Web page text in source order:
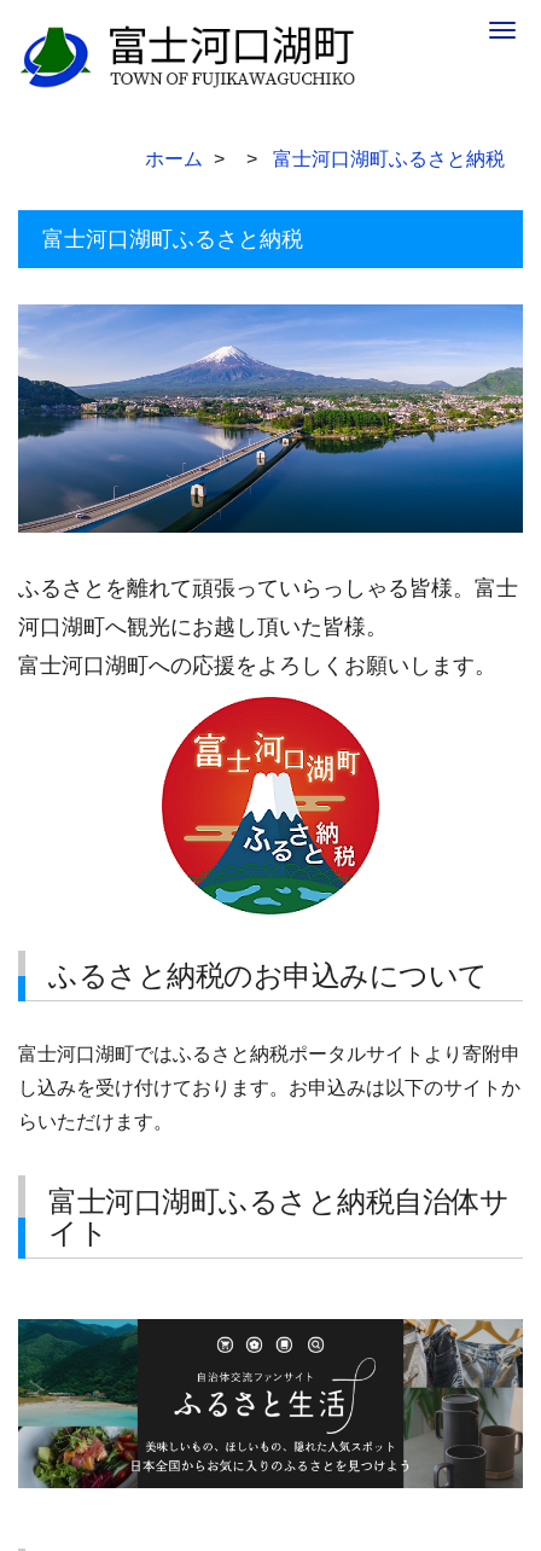
ホーム 富士河口湖町ふるさと納税
富士河口湖町ふるさと納税
ふるさとを離れて頑張っていらっしゃる皆様。富士
河口湖町へ観光にお越し頂いた皆様。
富士河口湖町への応援をよろしくお願いします。
ふるさと納税のお申込みについて
富士河口湖町ではふるさと納税ポータルサイトより寄附申
し込みを受け付けております。お申込みは以下のサイトか
らいただけます。
富士河口湖町ふるさと納税自治体サ
イト